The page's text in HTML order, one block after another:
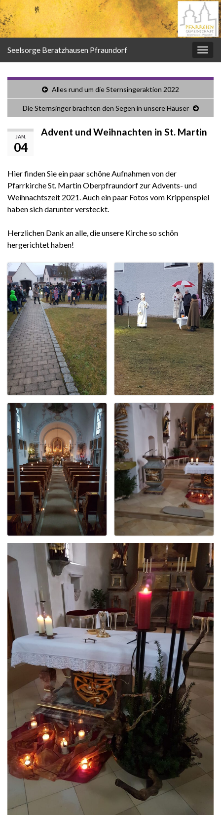
Seelsorge Beratzhausen Pfraundorf
Alles rund um die Sternsingeraktion 2022
Die Sternsinger brachten den Segen in unsere Häuser
JAN.
04
Advent und Weihnachten in St. Martin
Hier finden Sie ein paar schöne Aufnahmen von der
Pfarrkirche St. Martin Oberpfraundorf zur Advents- und
Weihnachtszeit 2021. Auch ein paar Fotos vom Krippenspiel
haben sich darunter versteckt.
Herzlichen Dank an alle, die unsere Kirche so schön
hergerichtet haben!